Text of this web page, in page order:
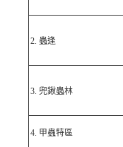
2. 蟲逢
3. 兜鍬蟲林
4. 甲蟲特區